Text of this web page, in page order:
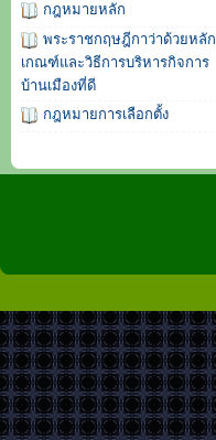
กฎหมายหลัก
พระราชกฤษฎีกาว่าด้วยหลัก
เกณฑ์และวิธีการบริหารกิจการ
บ้านเมืองที่ดี
กฎหมายการเลือกตั้ง